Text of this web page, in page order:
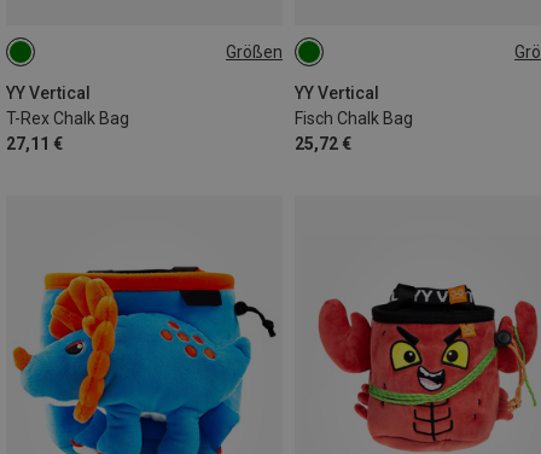
Größen
YY Vertical
T-Rex Chalk Bag
27,11 €
ONE SIZE
YY Vertical
Fisch Chalk Bag
25,72 €
ONE SIZE